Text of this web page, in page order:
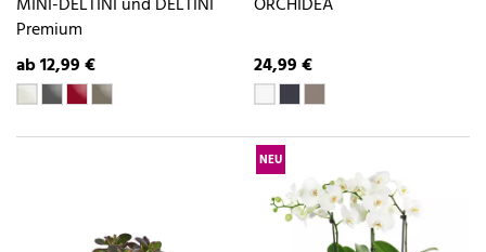
Premium
ab 12,99 €
24,99 €
NEU